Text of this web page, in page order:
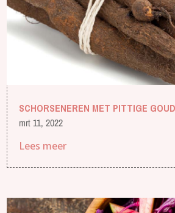
SCHORSENEREN MET PITTIGE
mrt 11, 2022
Lees meer